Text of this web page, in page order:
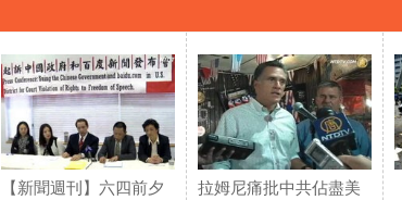
【新聞週刊】六四前夕
拉姆尼痛批中共佔盡美